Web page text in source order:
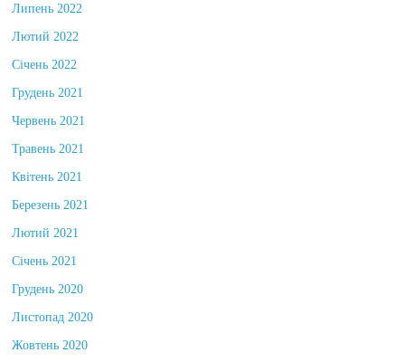
Липень 2022
Лютий 2022
Січень 2022
Грудень 2021
Червень 2021
Травень 2021
Квітень 2021
Березень 2021
Лютий 2021
Січень 2021
Грудень 2020
Листопад 2020
Жовтень 2020